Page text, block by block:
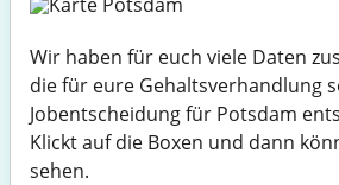
Wir haben für euch viele Daten
die für eure Gehaltsverhandlung
Jobentscheidung für Potsdam
Klickt auf die Boxen und dann
sehen.